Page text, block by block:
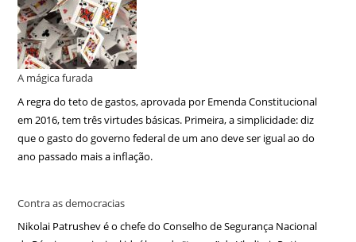
A mágica furada
A regra do teto de gastos, aprovada por Emenda Constitucional
em 2016, tem três virtudes básicas. Primeira, a simplicidade: diz
que o gasto do governo federal de um ano deve ser igual ao do
ano passado mais a inflação.
Contra as democracias
Nikolai Patrushev é o chefe do Conselho de Segurança Nacional